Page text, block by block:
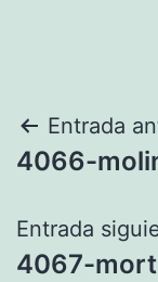
de
Entrada
4066-
Entrada
4067-